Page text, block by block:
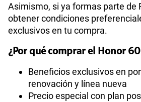
Asimismo, si ya formas parte de
obtener condiciones
exclusivos en tu compra.
¿Por qué comprar el Honor
Beneficios exclusivos en
renovación y línea nueva
Precio especial con plan